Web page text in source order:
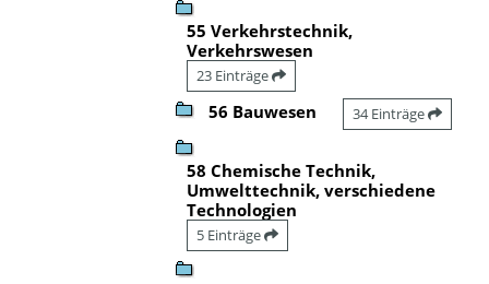
55 Verkehrstechnik,
Verkehrswesen
23 Einträge
56 Bauwesen 34 Einträge
58 Chemische Technik,
Umwelttechnik, verschiedene
Technologien
5 Einträge